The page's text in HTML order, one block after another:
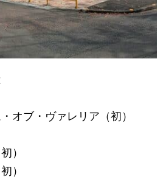
オブ・ヴァレリア（初）
）
）